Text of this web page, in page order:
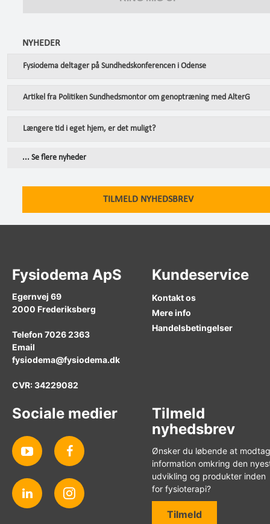
NYHEDER
Fysiodema deltager på Sundhedskonferencen i Odense
Artikel fra Politiken Sundhedsmontor om genoptræning med AlterG
Længere tid i eget hjem, er det muligt?
... Se flere nyheder
TILMELD NYHEDSBREV
Fysiodema ApS
Egernvej 69
2000 Frederiksberg
Telefon 7026 2363
Email
fysiodema@fysiodema.dk
CVR: 34229082
Kundeservice
Kontakt os
Mere info
Handelsbetingelser
Sociale medier
Tilmeld
nyhedsbrev
Ønsker du løbende at
information omkring den
udvikling og produkter inden
for fysioterapi?
Tilmeld